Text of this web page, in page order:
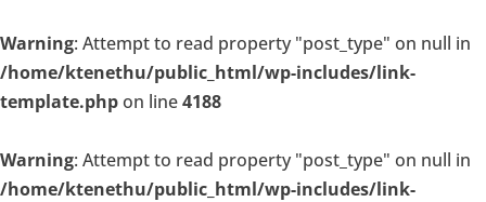
Warning: Attempt to read property "post_type" on null in
/home/ktenethu/public_html/wp-includes/link-
template.phpon line4188
Warning: Attempt to read property "post_type" on null in
/home/ktenethu/public_html/wp-includes/link-